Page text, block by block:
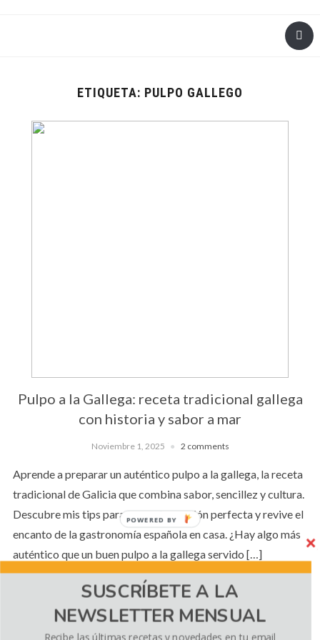
ETIQUETA: PULPO GALLEGO
Pulpo a la Gallega: receta tradicional gallega
con historia y sabor a mar
Noviembre 1, 2025 2 comments
Aprende a preparar un auténtico pulpo a la gallega, la receta
tradicional de Galicia que combina sabor, sencillez y cultura.
Descubre mis tips para lograr la cocción perfecta y revive el
encanto de la gastronomía española en casa. ¿Hay algo más
auténtico que un buen pulpo a la gallega servido […]
CONTINUE READING
SUSCRÍBETE A LA
NEWSLETTER MENSUAL
POWERED BY